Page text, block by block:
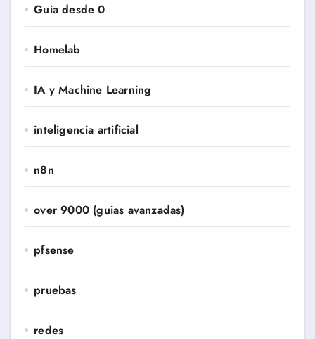
Guia desde 0
Homelab
IA y Machine Learning
inteligencia artificial
n8n
over 9000 (guias avanzadas)
pfsense
pruebas
redes